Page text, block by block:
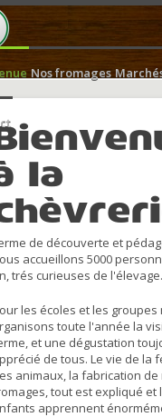
Nos fromages
la
de découverte et
accueillons 5000
trés curieuses de l'élevage.
les écoles et les groupes
toute l'année la
et une dégustation
de tous. Le vie de la
animaux, la fabrication de
tout est expliqué et
apprennent